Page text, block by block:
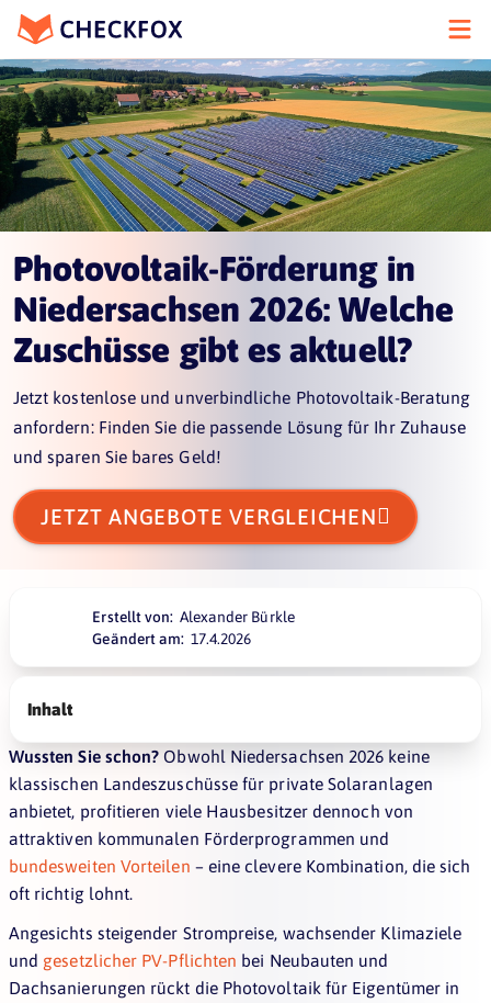
Photovoltaik-Förderung in
Niedersachsen 2026: Welche
Zuschüsse gibt es aktuell?
Jetzt kostenlose und unverbindliche Photovoltaik-Beratung
anfordern: Finden Sie die passende Lösung für Ihr Zuhause
und sparen Sie bares Geld!
JETZT ANGEBOTE VERGLEICHEN
Erstellt von: Alexander Bürkle
Geändert am: 17.4.2026
Inhalt
Wussten Sie schon? Obwohl Niedersachsen 2026 keine
klassischen Landeszuschüsse für private Solaranlagen
anbietet, profitieren viele Hausbesitzer dennoch von
attraktiven kommunalen Förderprogrammen und
bundesweiten Vorteilen – eine clevere Kombination, die sich
oft richtig lohnt.
Angesichts steigender Strompreise, wachsender Klimaziele
und gesetzlicher PV-Pflichten bei Neubauten und
Dachsanierungen rückt die Photovoltaik für Eigentümer in